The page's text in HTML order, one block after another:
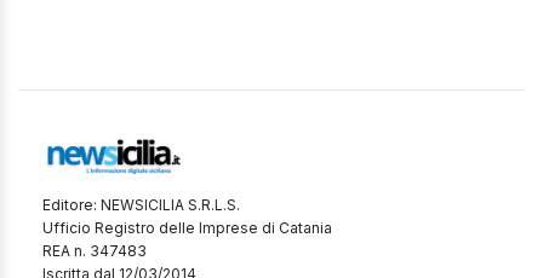
Editore: NEWSICILIA S.R.L.S.
Ufficio Registro delle Imprese di Catania
REA n. 347483
Iscritta dal 12/03/2014